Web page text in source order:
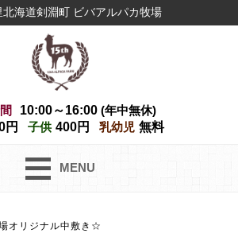
北海道剣淵町 ビバアルパカ牧場
10:00～16:00 (年中無休)
円 子供 400円 乳幼児 無料
MENU
オリジナル中敷き☆